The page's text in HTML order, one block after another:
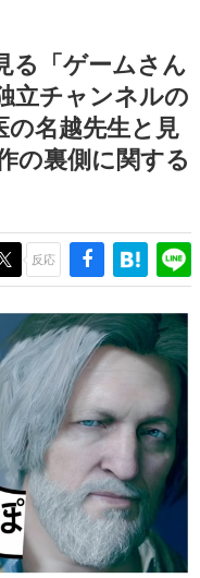
に製作時のエピソードをお
『赫本』は、〈試験問題〉
す。
を担う若きクリエイター達
家さんに取材し、ゲームが
史
る主要なトピック・タイト
インタビューや識者による
一望できる決定版！
リエイターの青春〜
知られるマンガ家・田中圭
トマンガです。
ームの魅力を画面や操作の
く、硬派で骨太な評論連載
る「ゲームさん
立チャンネルの
の名越先生と見
の裏側に関する
反応